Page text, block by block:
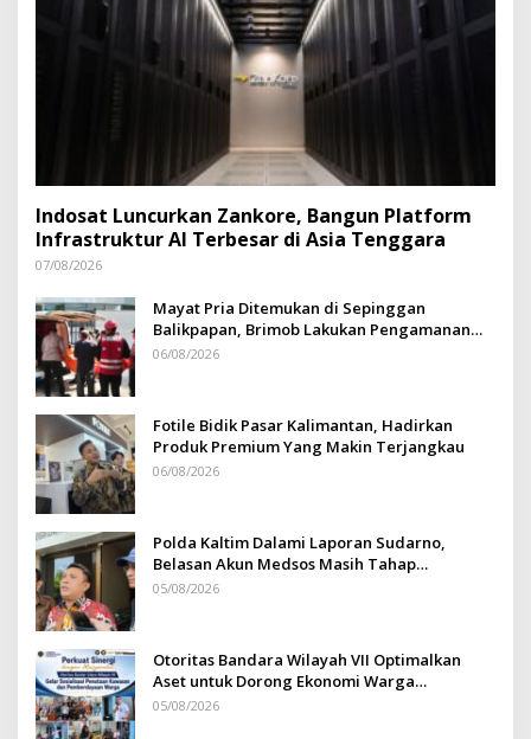
Indosat Luncurkan Zankore, Bangun Platform
Infrastruktur AI Terbesar di Asia Tenggara
07/08/2026
Mayat Pria Ditemukan di Sepinggan
Balikpapan, Brimob Lakukan Pengamanan
TKP
06/08/2026
Fotile Bidik Pasar Kalimantan, Hadirkan
Produk Premium Yang Makin Terjangkau
06/08/2026
Polda Kaltim Dalami Laporan Sudarno,
Belasan Akun Medsos Masih Tahap
Penyelidikan
05/08/2026
Otoritas Bandara Wilayah VII Optimalkan
Aset untuk Dorong Ekonomi Warga
Sepinggan
05/08/2026